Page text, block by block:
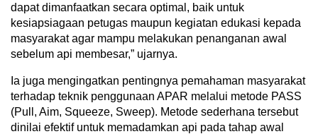
dapat dimanfaatkan secara optimal, baik untuk
kesiapsiagaan petugas maupun kegiatan edukasi kepada
masyarakat agar mampu melakukan penanganan awal
sebelum api membesar,” ujarnya.
Ia juga mengingatkan pentingnya pemahaman masyarakat
terhadap teknik penggunaan APAR melalui metode PASS
(Pull, Aim, Squeeze, Sweep). Metode sederhana tersebut
dinilai efektif untuk memadamkan api pada tahap awal